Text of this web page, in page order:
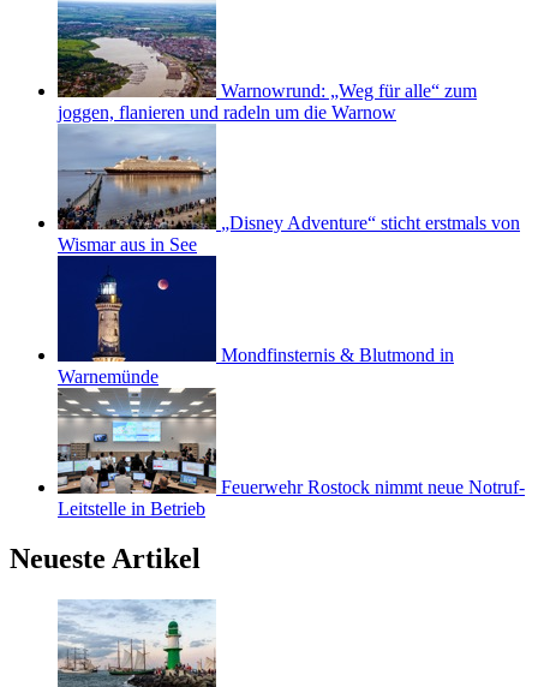
Warnowrund: „Weg für alle“ zum
joggen, flanieren und radeln um die Warnow
„Disney Adventure“ sticht erstmals von
Wismar aus in See
Mondfinsternis & Blutmond in
Warnemünde
Feuerwehr Rostock nimmt neue Notruf-
Leitstelle in Betrieb
Neueste Artikel